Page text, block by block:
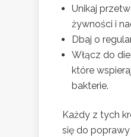
Unikaj
żywności i
Dbaj o
Włącz do
które
bakterie.
Każdy z tych
się do